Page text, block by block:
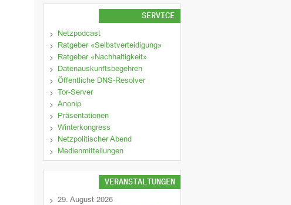
SERVICE
Netzpodcast
Ratgeber «Selbstverteidigung»
Ratgeber «Nachhaltigkeit»
Datenauskunftsbegehren
Öffentliche DNS-Resolver
Tor-Server
Anonip
Präsentationen
Winterkongress
Netzpolitischer Abend
Medienmitteilungen
VERANSTALTUNGEN
29. August 2026